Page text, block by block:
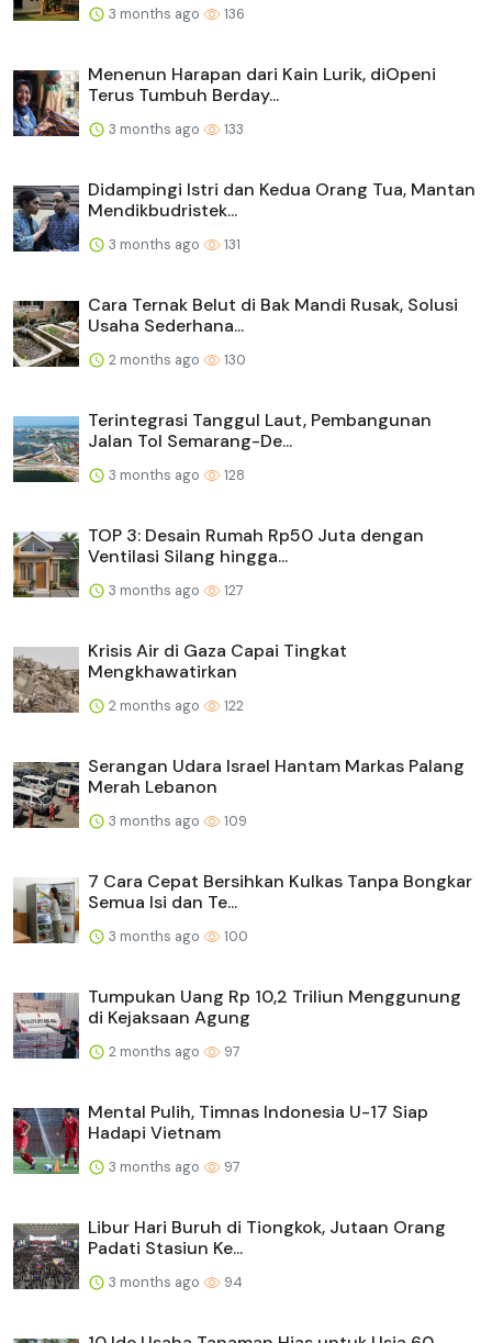
3 months ago 136
Menenun Harapan dari Kain Lurik, diOpeni
Terus Tumbuh Berday...
3 months ago 133
Didampingi Istri dan Kedua Orang Tua, Mantan
Mendikbudristek...
3 months ago 131
Cara Ternak Belut di Bak Mandi Rusak, Solusi
Usaha Sederhana...
2 months ago 130
Terintegrasi Tanggul Laut, Pembangunan
Jalan Tol Semarang-De...
3 months ago 128
TOP 3: Desain Rumah Rp50 Juta dengan
Ventilasi Silang hingga...
3 months ago 127
Krisis Air di Gaza Capai Tingkat
Mengkhawatirkan
2 months ago 122
Serangan Udara Israel Hantam Markas Palang
Merah Lebanon
3 months ago 109
7 Cara Cepat Bersihkan Kulkas Tanpa Bongkar
Semua Isi dan Te...
3 months ago 100
Tumpukan Uang Rp 10,2 Triliun Menggunung
di Kejaksaan Agung
2 months ago 97
Mental Pulih, Timnas Indonesia U-17 Siap
Hadapi Vietnam
3 months ago 97
Libur Hari Buruh di Tiongkok, Jutaan Orang
Padati Stasiun Ke...
3 months ago 94